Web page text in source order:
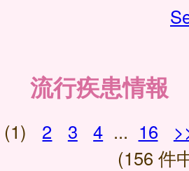
流行疾患情報
(1) 2 3 4 ... 16
(156 件